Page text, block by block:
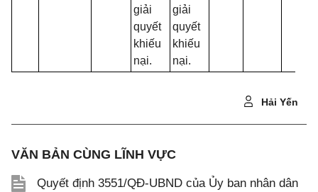
giải
quyết
khiếu
nại.
giải
quyết
khiếu
nại.
Hải Yến
VĂN BẢN CÙNG LĨNH VỰC
Quyết định 3551/QĐ-UBND của Ủy ban nhân dân